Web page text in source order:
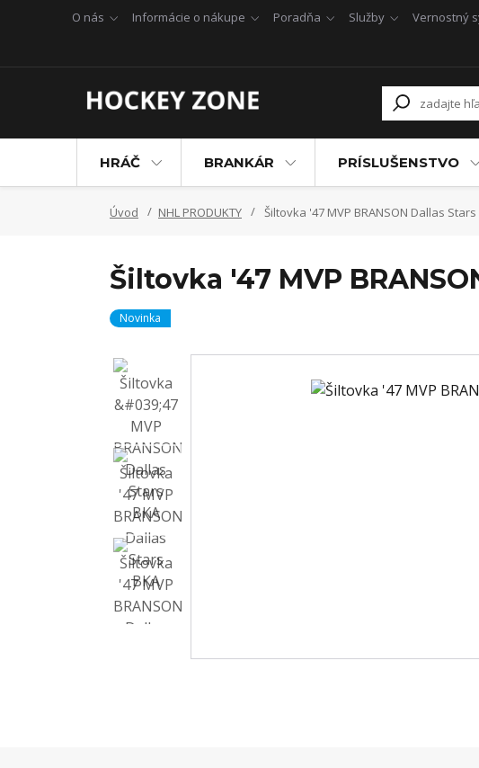
O nás Informácie o nákupe Poradňa Služby Vernostný
HRÁČ BRANKÁR PRÍSLUŠENSTVO
Úvod NHL PRODUKTY Šiltovka '47 MVP BRANSON Dallas Stars
Šiltovka '47 MVP
Novinka